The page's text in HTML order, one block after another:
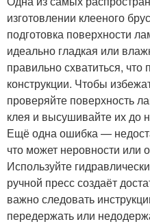
изготовлении клееного
подготовка поверхности
идеально гладкая или
правильно схватиться,
конструкции. Чтобы
проверяйте поверхность
клея и высушивайте их до
Ещё одна ошибка —
что может неровности или
Используйте
ручной пресс создаёт
важно следовать
передержать или